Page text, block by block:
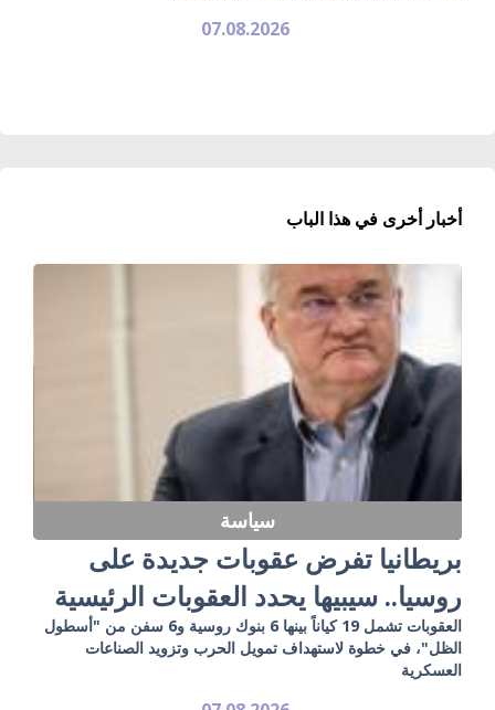
07.08.2026
أخبار أخرى في هذا الباب
سياسة
بريطانيا تفرض عقوبات جديدة على
روسيا.. سيبيها يحدد العقوبات الرئيسية
العقوبات تشمل 19 كياناً بينها 6 بنوك روسية و6 سفن من "أسطول
الظل"، في خطوة لاستهداف تمويل الحرب وتزويد الصناعات
العسكرية